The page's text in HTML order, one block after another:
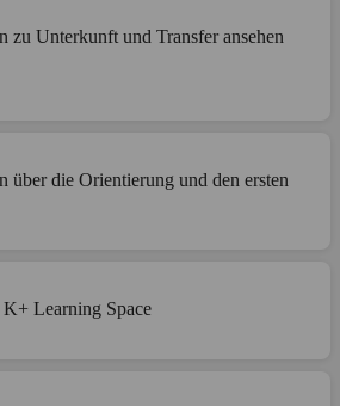
zu Unterkunft und Transfer ansehen
über die Orientierung und den ersten
K+ Learning Space